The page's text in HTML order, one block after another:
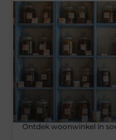
Ontdek woonwinkel in